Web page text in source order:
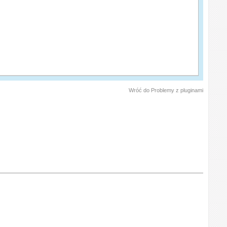
Wróć do Problemy z pluginami